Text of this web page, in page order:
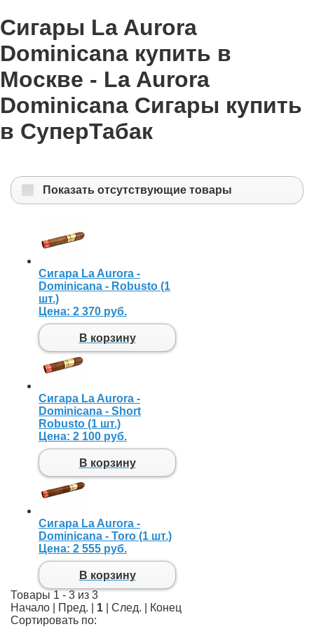
Сигары La Aurora
Dominicana купить в
Москве - La Aurora
Dominicana Сигары купить
в СуперТабак
Показать отсутствующие товары
Сигара La Aurora -
Dominicana - Robusto (1
шт.)
Цена: 2 370 руб.
В корзину
Сигара La Aurora -
Dominicana - Short
Robusto (1 шт.)
Цена: 2 100 руб.
В корзину
Сигара La Aurora -
Dominicana - Toro (1 шт.)
Цена: 2 555 руб.
В корзину
Товары 1 - 3 из 3
Начало | Пред. | 1 | След. | Конец
Сортировать по: